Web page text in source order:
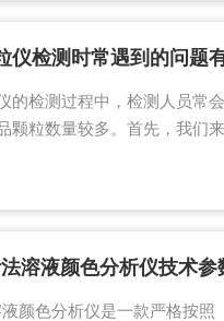
仪检测时常遇到的问题
的检测过程中，检测人员常
颗粒数量较多。首先，我
注射器抽取样品时，容易带
是颗粒，从而影响检测结果
区分气泡和真正的颗粒，从...
溶液颜色分析仪技术参
颜色分析仪是一款严格按照